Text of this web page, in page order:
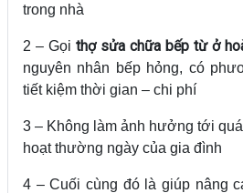
trong nhà
2 – Gọi thợ sửa chữa bếp từ ở
nguyên nhân bếp hỏng, có
tiết kiệm thời gian – chi phí
3 – Không làm ảnh hưởng tới
hoạt thường ngày của gia đình
4 – Cuối cùng đó là giúp nâng